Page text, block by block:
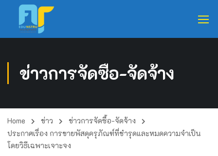
ข่าวการจัดซื้อ-จัดจ้าง
Home ข่าว
ข่าวการจัดซื้อ-จัดจ้าง
ประกาศเรื่อง การขายพัสดุครุภัณฑ์ที่ชำรุดและหมดความจำเป็น
โดยวิธีเฉพาะเจาะจง